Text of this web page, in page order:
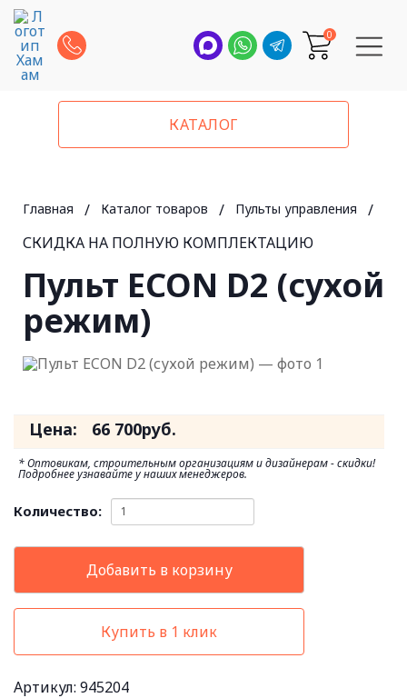
0
КАТАЛОГ
Главная / Каталог товаров / Пульты управления /
СКИДКА НА ПОЛНУЮ КОМПЛЕКТАЦИЮ
Пульт ECON D2 (сухой
режим)
Цена: 66 700руб.
* Оптовикам, строительным организациям и дизайнерам - скидки!
Подробнее узнавайте у наших менеджеров.
Количество:
Добавить в корзину
Купить в 1 клик
Артикул: 945204